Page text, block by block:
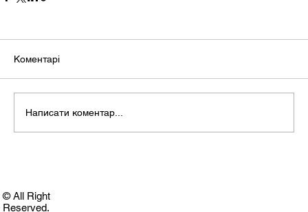
Коментарі
Написати коментар...
© All Right
Reserved.